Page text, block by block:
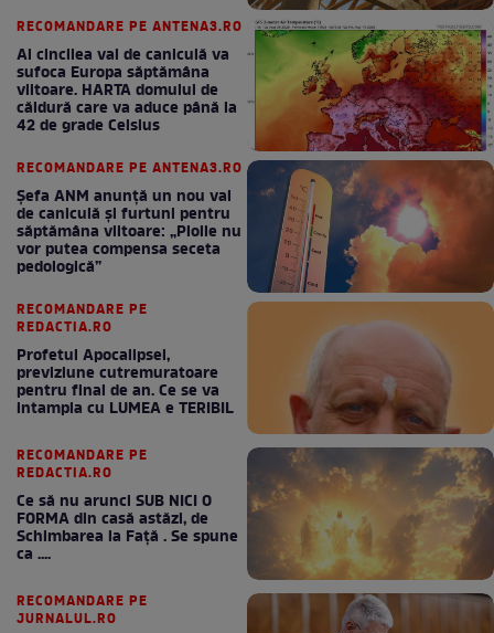
RECOMANDARE PE ANTENA3.RO
Al cincilea val de caniculă va
sufoca Europa săptămâna
viitoare. HARTA domului de
căldură care va aduce până la
42 de grade Celsius
RECOMANDARE PE ANTENA3.RO
Șefa ANM anunță un nou val
de caniculă și furtuni pentru
săptămâna viitoare: „Ploile nu
vor putea compensa seceta
pedologică”
RECOMANDARE PE
REDACTIA.RO
Profetul Apocalipsei,
previziune cutremuratoare
pentru final de an. Ce se va
intampla cu LUMEA e TERIBIL
RECOMANDARE PE
REDACTIA.RO
Ce să nu arunci SUB NICI O
FORMA din casă astăzi, de
Schimbarea la Față . Se spune
ca ....
RECOMANDARE PE
JURNALUL.RO